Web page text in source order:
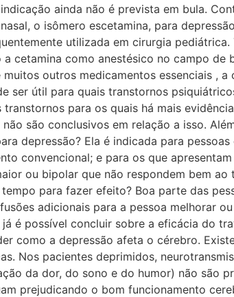
ainda não é prevista em bula.
o isômero escetamina, para
utilizada em cirurgia
cetamina como anestésico no campo de
outros medicamentos essenciais ,
ser útil para quais transtornos
para os quais há mais
são conclusivos em relação a isso.
depressão? Ela é indicada para
convencional; e para os que
ou bipolar que não respondem bem
para fazer efeito? Boa parte das
adicionais para a pessoa melhorar
é possível concluir sobre a eficácia do
como a depressão afeta o cérebro.
Nos pacientes deprimidos,
da dor, do sono e do humor) não são
prejudicando o bom funcionamento